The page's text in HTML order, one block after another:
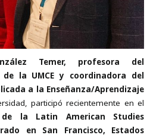
Temer, profesora del
la UMCE y coordinadora del
a la Enseñanza/Aprendizaje
participó recientemente en el
de la Latin American Studies
en San Francisco, Estados